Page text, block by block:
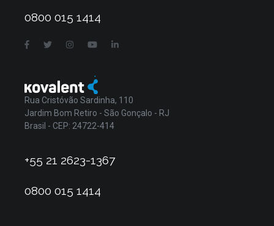
0800 015 1414
Rua Cristóvão Sardinha, 110
Jardim Bom Retiro - São Gonçalo - RJ
Brasil - CEP: 24722-414
+55 21 2623-1367
0800 015 1414